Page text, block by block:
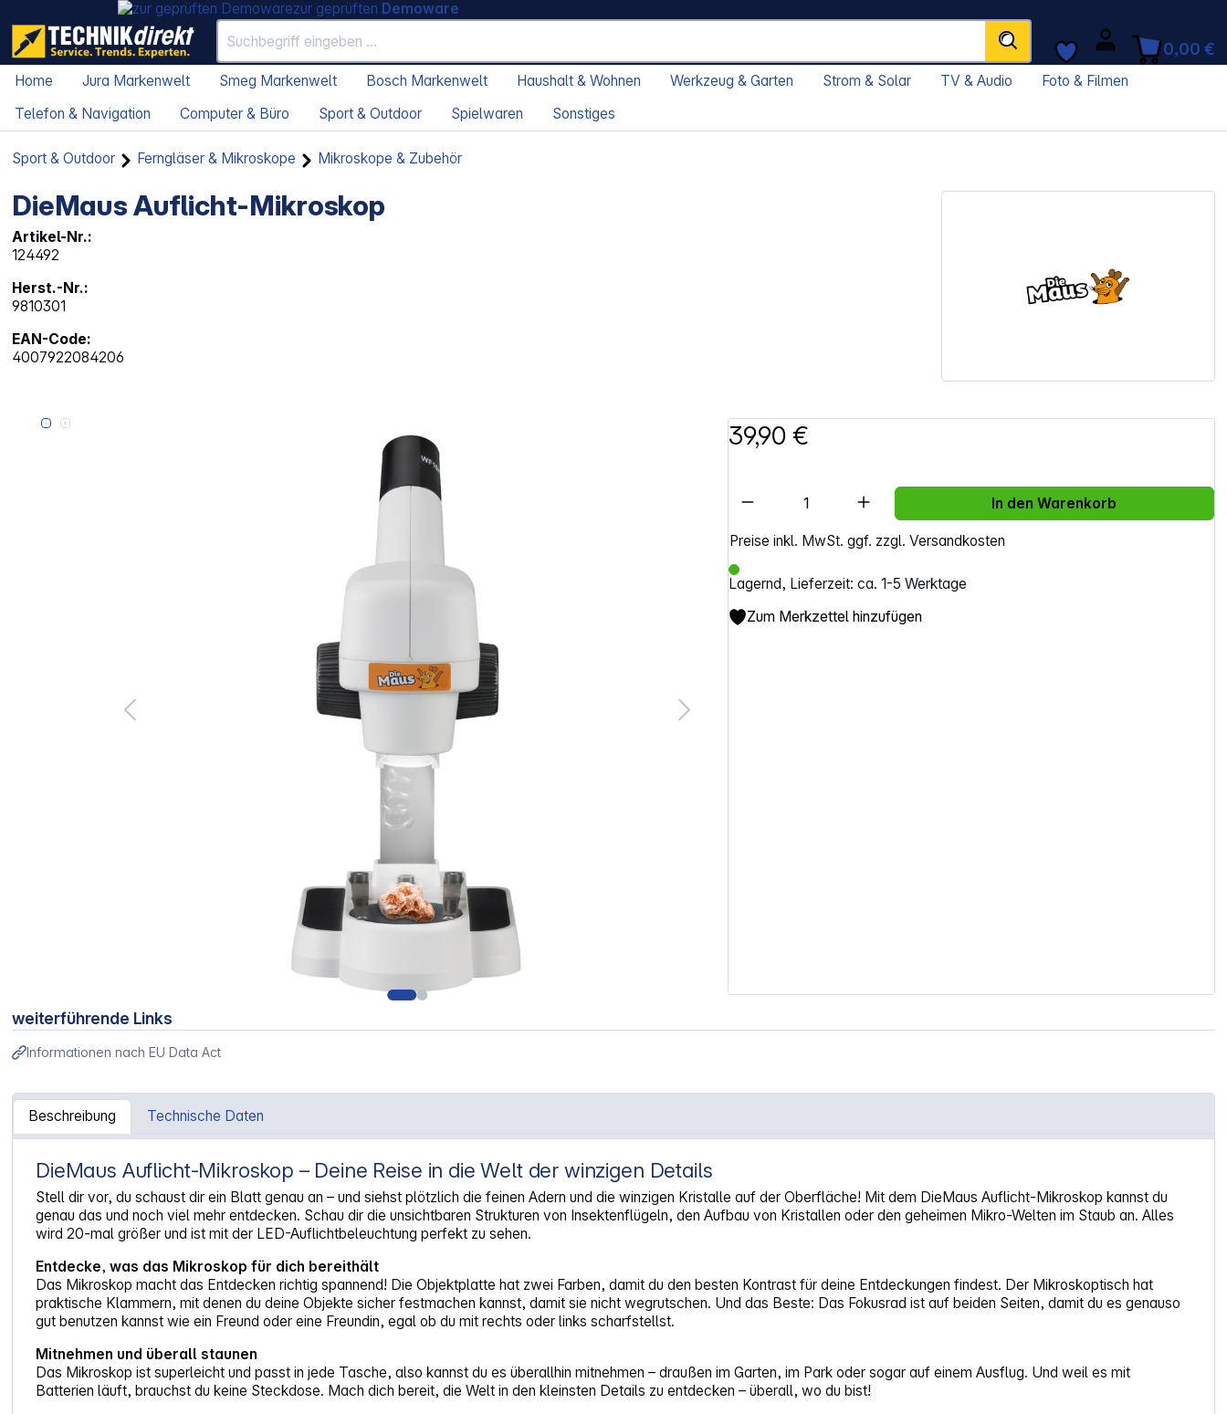
zur geprüften Demoware
0,00 €
Home Jura Markenwelt Smeg Markenwelt Bosch Markenwelt Haushalt & Wohnen Werkzeug & Garten Strom & Solar TV & Audio
Foto & Filmen
Telefon & Navigation
Computer & Büro Sport & Outdoor Spielwaren Sonstiges
Sport & Outdoor Ferngläser & Mikroskope Mikroskope & Zubehör
DieMaus Auflicht-Mikroskop
Artikel-Nr.:
124492
Herst.-Nr.:
9810301
EAN-Code:
4007922084206
Bildergalerie überspringen 39,90 €
Preise inkl. MwSt. ggf. zzgl. Versandkosten
Lagernd, Lieferzeit: ca. 1-5 Werktage
Artikel Anzahl: Gib den gewünschten Wert ein
In den Warenkorb
Zum Merkzettel hinzufügen
weiterführende Links
Informationen nach EU Data Act
Beschreibung Technische Daten
Artikelinformationen "DieMaus Auflicht-Mikroskop"
DieMaus Auflicht-Mikroskop – Deine Reise in die Welt der winzigen Details
Stell dir vor, du schaust dir ein Blatt genau an – und siehst plötzlich die feinen Adern und die winzigen Kristalle auf der Oberfläche! Mit dem DieMaus Auflicht-Mikroskop kannst du
genau das und noch viel mehr entdecken. Schau dir die unsichtbaren Strukturen von Insektenflügeln, den Aufbau von Kristallen oder den geheimen Mikro-Welten im Staub an. Alles
wird 20-mal größer und ist mit der LED-Auflichtbeleuchtung perfekt zu sehen.
Entdecke, was das Mikroskop für dich bereithält
Das Mikroskop macht das Entdecken richtig spannend! Die Objektplatte hat zwei Farben, damit du den besten Kontrast für deine Entdeckungen findest. Der Mikroskoptisch hat
praktische Klammern, mit denen du deine Objekte sicher festmachen kannst, damit sie nicht wegrutschen. Und das Beste: Das Fokusrad ist auf beiden Seiten, damit du es genauso
gut benutzen kannst wie ein Freund oder eine Freundin, egal ob du mit rechts oder links scharfstellst.
Mitnehmen und überall staunen
Das Mikroskop ist superleicht und passt in jede Tasche, also kannst du es überallhin mitnehmen – draußen im Garten, im Park oder sogar auf einem Ausflug. Und weil es mit
Batterien läuft, brauchst du keine Steckdose. Mach dich bereit, die Welt in den kleinsten Details zu entdecken – überall, wo du bist!